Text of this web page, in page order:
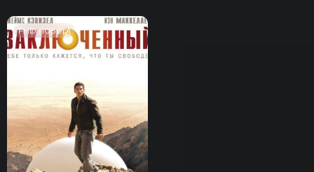
FHD (1080p)